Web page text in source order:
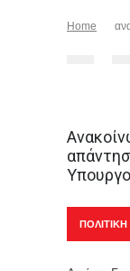
Home
ΠΟΛΙΤΙΚΗ